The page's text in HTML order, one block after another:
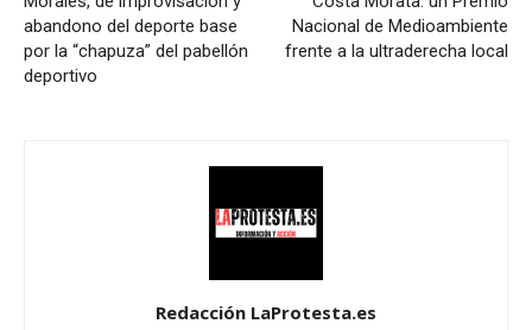
abandono del deporte base
por la “chapuza” del pabellón
deportivo
Nacional de Medioambiente
frente a la ultraderecha local
Redacción LaProtesta.es